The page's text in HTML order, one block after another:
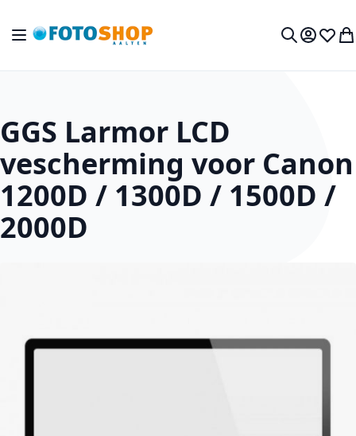
Toggle Nav
Mijn
GGS Larmor LCD
vescherming voor Canon
1200D / 1300D / 1500D /
2000D